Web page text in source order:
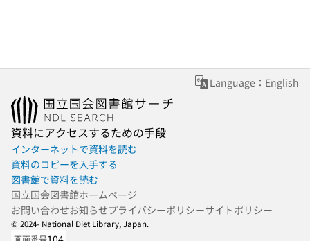
Language：English
資料にアクセスするための手段
インターネットで資料を読む
資料のコピーを入手する
図書館で資料を読む
国立国会図書館ホームページ
お問い合わせお知らせプライバシーポリシーサイトポリシー
© 2024- National Diet Library, Japan.
画面番号